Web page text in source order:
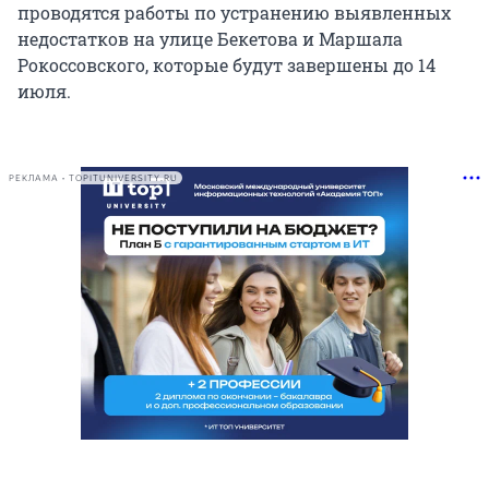
проводятся работы по устранению выявленных
недостатков на улице Бекетова и Маршала
Рокоссовского, которые будут завершены до 14
июля.
РЕКЛАМА • TOPITUNIVERSITY.RU